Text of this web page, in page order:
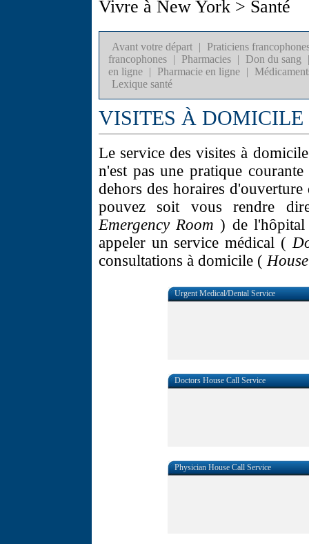
Vivre à New York > Santé
Avant votre départ |
Praticiens
francophones
| Pharmacies | Don du sang
|
en ligne
| Pharmacie en ligne |
Lexique santé
VISITES À DOMICILE
Le service des visites à
n'est pas une pratique
dehors des horaires
pouvez soit vous rendre
Emergency Room) de l'hôpital
appeler un service médical (
consultations à domicile (
Urgent Medical/Dental Service
Doctors House Call Service
Physician House Call Service